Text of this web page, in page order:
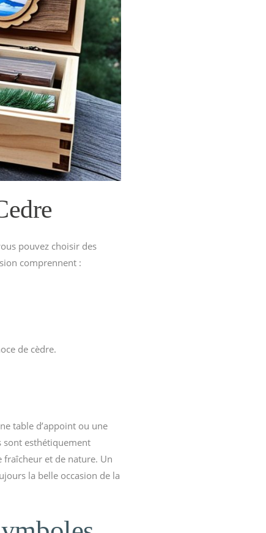
pouvez choisir des
comprennent :
de cèdre.
table d’appoint ou une
sont esthétiquement
et de nature. Un
la belle occasion de la